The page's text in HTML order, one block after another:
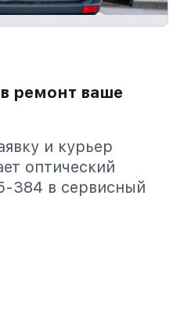
ремонт ваше
и курьер
оптический
384 в сервисный